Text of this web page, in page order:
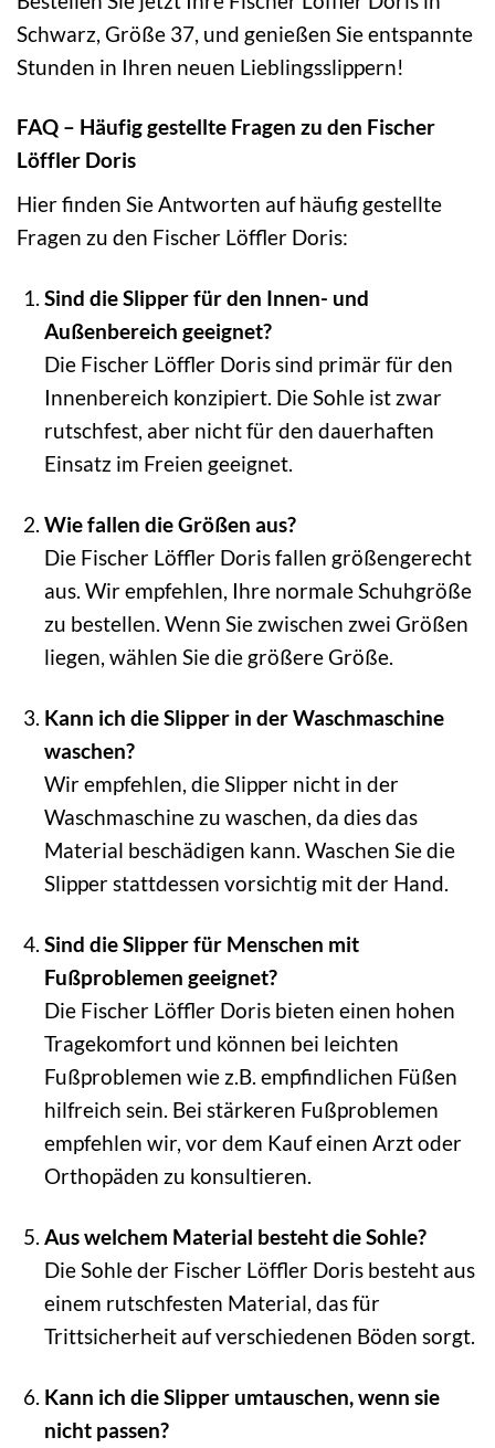
Schwarz, Größe 37, und genießen Sie entspannte
Stunden in Ihren neuen Lieblingsslippern!
FAQ – Häufig gestellte Fragen zu den Fischer
Löffler Doris
Hier finden Sie Antworten auf häufig gestellte
Fragen zu den Fischer Löffler Doris:
Sind die Slipper für den Innen- und
Außenbereich geeignet?
Die Fischer Löffler Doris sind primär für den
Innenbereich konzipiert. Die Sohle ist zwar
rutschfest, aber nicht für den dauerhaften
Einsatz im Freien geeignet.
Wie fallen die Größen aus?
Die Fischer Löffler Doris fallen größengerecht
aus. Wir empfehlen, Ihre normale Schuhgröße
zu bestellen. Wenn Sie zwischen zwei Größen
liegen, wählen Sie die größere Größe.
Kann ich die Slipper in der Waschmaschine
waschen?
Wir empfehlen, die Slipper nicht in der
Waschmaschine zu waschen, da dies das
Material beschädigen kann. Waschen Sie die
Slipper stattdessen vorsichtig mit der Hand.
Sind die Slipper für Menschen mit
Fußproblemen geeignet?
Die Fischer Löffler Doris bieten einen hohen
Tragekomfort und können bei leichten
Fußproblemen wie z.B. empfindlichen Füßen
hilfreich sein. Bei stärkeren Fußproblemen
empfehlen wir, vor dem Kauf einen Arzt oder
Orthopäden zu konsultieren.
Aus welchem Material besteht die Sohle?
Die Sohle der Fischer Löffler Doris besteht aus
einem rutschfesten Material, das für
Trittsicherheit auf verschiedenen Böden sorgt.
Kann ich die Slipper umtauschen, wenn sie
nicht passen?